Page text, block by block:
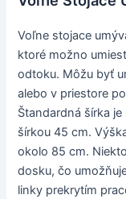
Voľne stojace
ktoré možno
odtoku. Môžu byť
alebo v priestore
Štandardná šírka
šírkou 45 cm.
okolo 85 cm.
dosku, čo
linky prekrytím